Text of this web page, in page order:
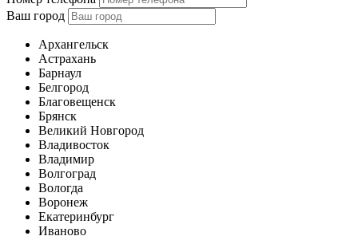
Ваш город
Архангельск
Астрахань
Барнаул
Белгород
Благовещенск
Брянск
Великий Новгород
Владивосток
Владимир
Волгоград
Вологда
Воронеж
Екатеринбург
Иваново